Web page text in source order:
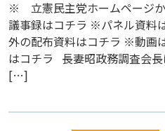
※ 立憲民主党ホームページ
議事録はコチラ ※パネル資料
外の配布資料はコチラ ※動画
はコチラ 長妻昭政務調査会
[…]